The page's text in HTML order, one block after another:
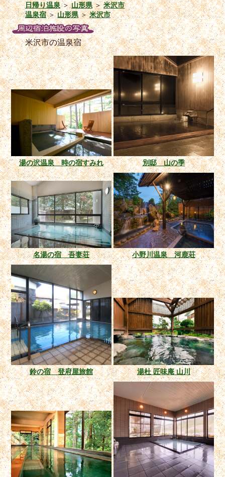
日帰り温泉＞山形県＞米沢市
温泉宿＞山形県＞米沢市
米沢市の温泉宿
湯の沢温泉 時の宿すみれ 別邸 山の季
名湯の宿 吾妻荘 小野川温泉 河鹿荘
鈴の宿 登府屋旅館 湯杜 匠味庵 山川